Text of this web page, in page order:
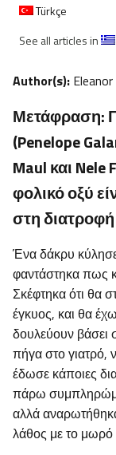
Türkçe
See all articles in
Author(s):
Μετάφραση:
(Penelope
Maul και Nele
φολικό οξύ
στη
Ένα δάκρυ
φαντάστηκα πως
Σκέφτηκα ότι θα
έγκυος, και θα
δουλεύουν βάσει
πήγα στο γιατρό,
έδωσε κάποιες
πάρω
αλλά
λάθος με το μωρό